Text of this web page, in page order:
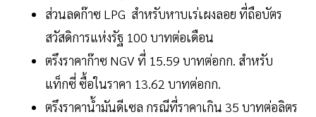
ส่วนลดก๊าซ LPG สำหรับหาบเร่เผงลอย ที่ถือบัตร
สวัสดิการแห่งรัฐ 100 บาทต่อเดือน
ตรึงราคาก๊าซ NGV ที่ 15.59 บาทต่อกก. สำหรับ
แท็กซี่ ซื้อในราคา 13.62 บาทต่อกก.
ตรึงราคาน้ำมันดีเซล กรณีที่ราคาเกิน 35 บาทต่อลิตร